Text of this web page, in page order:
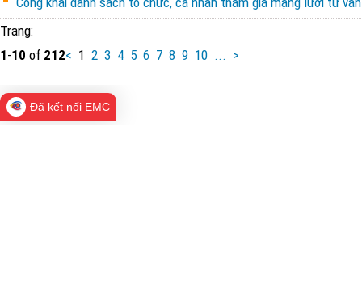
Trang:
1-10 of 212< 1 2 3 4 5 6 7 8 9 10 ... >
Đã kết nối EMC